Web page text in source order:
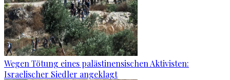
Wegen Tötung eines palästinensischen Aktivisten:
Israelischer Siedler angeklagt